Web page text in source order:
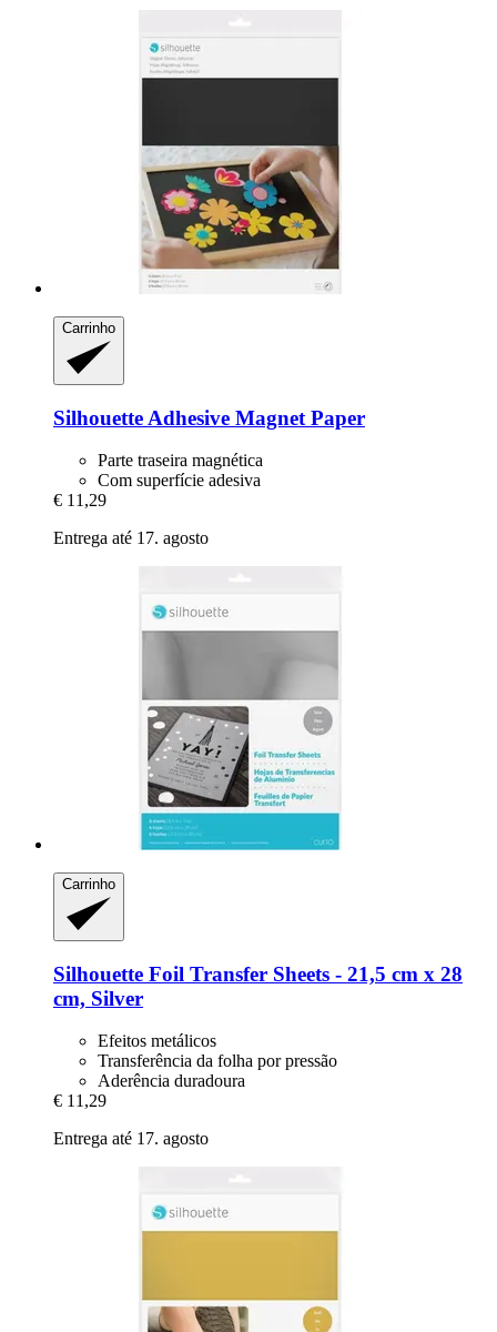
Carrinho
Silhouette Adhesive Magnet Paper
Parte traseira magnética
Com superfície adesiva
€ 11,29
Entrega até 17. agosto
Carrinho
Silhouette Foil Transfer Sheets -​ 21,5 cm x 28
cm, Silver
Efeitos metálicos
Transferência da folha por pressão
Aderência duradoura
€ 11,29
Entrega até 17. agosto